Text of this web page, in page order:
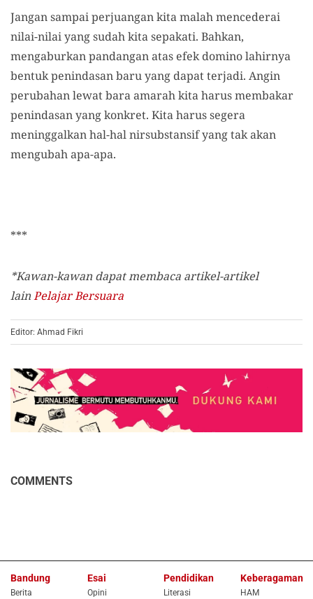
Jangan sampai perjuangan kita malah mencederai
nilai-nilai yang sudah kita sepakati. Bahkan,
mengaburkan pandangan atas efek domino lahirnya
bentuk penindasan baru yang dapat terjadi. Angin
perubahan lewat bara amarah kita harus membakar
penindasan yang konkret. Kita harus segera
meninggalkan hal-hal nirsubstansif yang tak akan
mengubah apa-apa.
***
*Kawan-kawan dapat membaca artikel-artikel
lainPelajar Bersuara
Editor: Ahmad Fikri
COMMENTS
Bandung
Berita
Esai
Opini
Pendidikan
Literasi
Keberagaman
HAM